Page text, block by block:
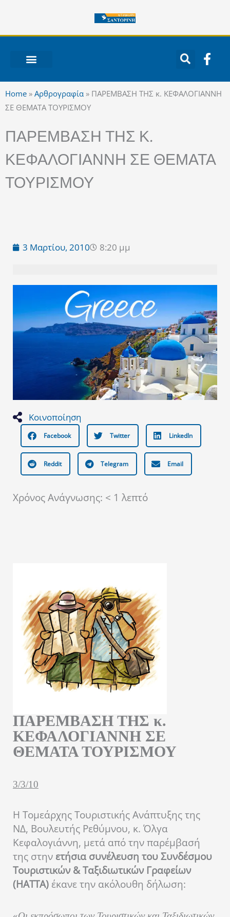
περιεχόμενο
F
a
e
b
-
f
Home » Αρθρογραφία » ΠΑΡΕΜΒΑΣΗ ΤΗΣ κ. ΚΕΦΑΛΟΓΙΑΝΝΗ
ΣΕ ΘΕΜΑΤΑ ΤΟΥΡΙΣΜΟΥ
ΠΑΡΕΜΒΑΣΗ ΤΗΣ Κ.
ΚΕΦΑΛΟΓΙΑΝΝΗ ΣΕ ΘΕΜΑΤΑ
ΤΟΥΡΙΣΜΟΥ
3 Μαρτίου, 2010 8:20 μμ
Κοινοποίηση
Facebook Twitter LinkedIn
Reddit Telegram Email
Χρόνος Ανάγνωσης: < 1 λεπτό
ΠΑΡΕΜΒΑΣΗ ΤΗΣ κ.
ΚΕΦΑΛΟΓΙΑΝΝΗ ΣΕ
ΘΕΜΑΤΑ ΤΟΥΡΙΣΜΟΥ
3/3/10
Η Τομεάρχης Τουριστικής Ανάπτυξης της
ΝΔ, Βουλευτής Ρεθύμνου, κ. Όλγα
Κεφαλογιάννη, μετά από την παρέμβασή
της στην ετήσια συνέλευση του Συνδέσμου
Τουριστικών & Ταξιδιωτικών Γραφείων
(ΗΑΤΤΑ) έκανε την ακόλουθη δήλωση: